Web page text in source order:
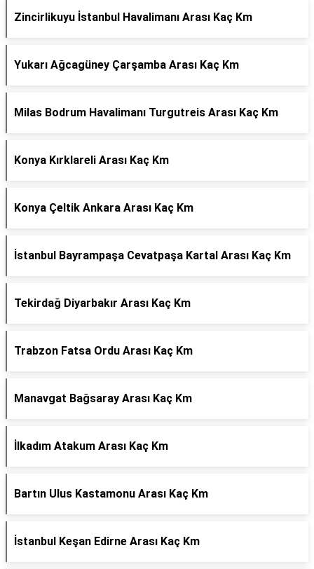
Zincirlikuyu İstanbul Havalimanı Arası Kaç Km
Yukarı Ağcagüney Çarşamba Arası Kaç Km
Milas Bodrum Havalimanı Turgutreis Arası Kaç Km
Konya Kırklareli Arası Kaç Km
Konya Çeltik Ankara Arası Kaç Km
İstanbul Bayrampaşa Cevatpaşa Kartal Arası Kaç Km
Tekirdağ Diyarbakır Arası Kaç Km
Trabzon Fatsa Ordu Arası Kaç Km
Manavgat Bağsaray Arası Kaç Km
İlkadım Atakum Arası Kaç Km
Bartın Ulus Kastamonu Arası Kaç Km
İstanbul Keşan Edirne Arası Kaç Km